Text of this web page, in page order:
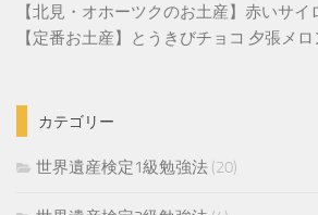
【北見・オホーツクのお土産】赤いサイ
【定番お土産】とうきびチョコ 夕張メロ
カテゴリー
世界遺産検定1級勉強法 (20)